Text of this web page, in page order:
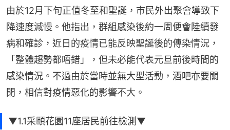
由於12月下旬正值冬至和聖誕，市民外出聚會導致下
降速度減慢。他指出，群組感染後約一周便會陸續發
病和確診，近日的疫情已能反映聖誕後的傳染情況，
「整體趨勢都唔錯」，但未必能代表元旦前後時間的
感染情況。不過由於當時並無大型活動，酒吧亦要關
閉，相信對疫情惡化的影響不大。
▼1.1采頤花園11座居民前往檢測▼